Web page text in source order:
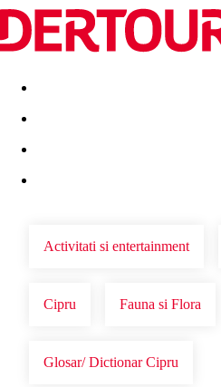
Destinatii Vacanta perfecta
Activitati si entertainment
Cipru Fauna si Flora
Glosar/ Dictionar Cipru